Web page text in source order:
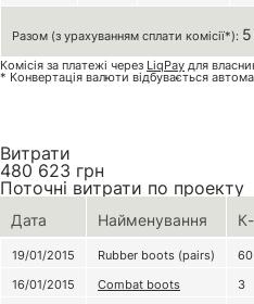
Разом (з урахуванням сплати комісії*):
Комісія за платежі через LiqPay для
* Конвертація валюти відбувається
Витрати
480 623 грн
Поточні витрати по проекту
Дата Найменування
19/01/2015 Rubber boots (pairs) 60
16/01/2015
Combat boots 3